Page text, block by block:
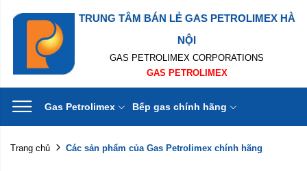
TRUNG TÂM BÁN LẺ GAS PETROLIMEX HÀ
NỘI
GAS PETROLIMEX CORPORATIONS
GAS PETROLIMEX
Gas Petrolimex Bếp gas chính hãng
Trang chủ Các sản phẩm của Gas Petrolimex chính hãng